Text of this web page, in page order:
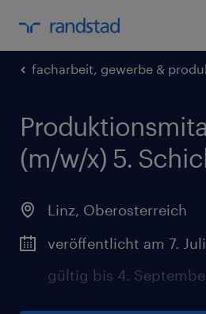
facharbeit, gewerbe &
(m/w/x) 5.
Linz, Oberosterreich
veröffentlicht am 7.
gültig bis 4.